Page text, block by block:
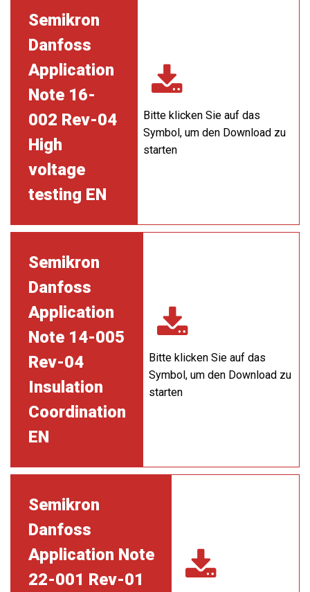
Semikron
Danfoss
Application
Note 16-
002 Rev-04
High
voltage
testing EN
Bitte klicken Sie auf das
Symbol, um den Download zu
starten
Semikron
Danfoss
Application
Note 14-005
Rev-04
Insulation
Coordination
EN
Bitte klicken Sie auf das
Symbol, um den Download zu
starten
Semikron
Danfoss
Application Note
22-001 Rev-01